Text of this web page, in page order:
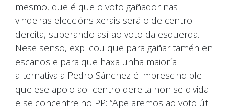
mesmo, que é que o voto gañador nas
vindeiras eleccións xerais será o de centro
dereita, superando así ao voto da esquerda.
Nese senso, explicou que para gañar tamén en
escanos e para que haxa unha maioría
alternativa a Pedro Sánchez é imprescindible
que ese apoio ao centro dereita non se divida
e se concentre no PP: “Apelaremos ao voto útil